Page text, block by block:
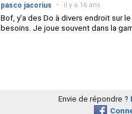
pasco jacorius • il y a 16 ans
Bof, y'a des Do à divers endroit sur
besoins. Je joue souvent dans la
Envie de répondre ?